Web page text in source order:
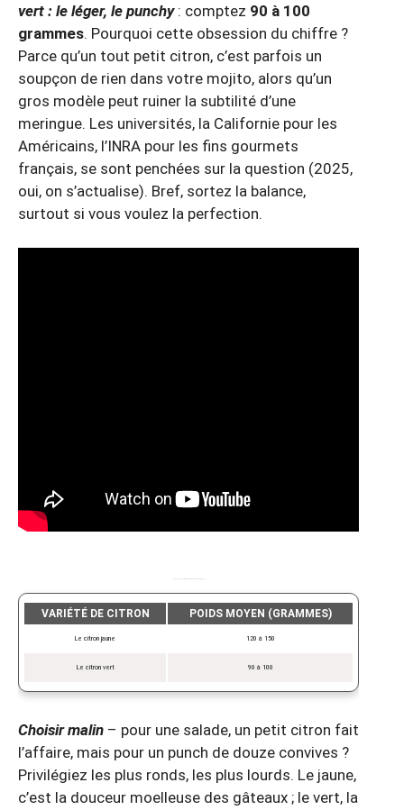
vert : le léger, le punchy: comptez 90 à 100
grammes. Pourquoi cette obsession du chiffre ?
Parce qu’un tout petit citron, c’est parfois un
soupçon de rien dans votre mojito, alors qu’un
gros modèle peut ruiner la subtilité d’une
meringue. Les universités, la Californie pour les
Américains, l’INRA pour les fins gourmets
français, se sont penchées sur la question (2025,
oui, on s’actualise). Bref, sortez la balance,
surtout si vous voulez la perfection.
VARIÉTÉ DE CITRON POIDS MOYEN (GRAMMES)
Le citron jaune 120 à 150
Le citron vert 90 à 100
Choisir malin – pour une salade, un petit citron fait
l’affaire, mais pour un punch de douze convives ?
Privilégiez les plus ronds, les plus lourds. Le jaune,
c’est la douceur moelleuse des gâteaux ; le vert, la